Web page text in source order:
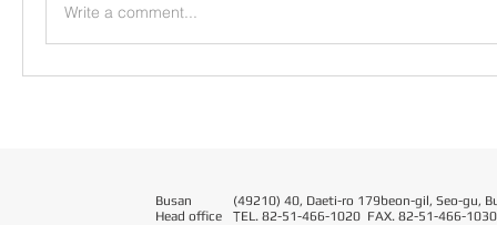
Write a comment...
Busan
Head office
(49210) 40, Daeti-ro 179beon-gil, Seo-gu,
TEL. 82-51-466-1020 FAX. 82-51-466-1030